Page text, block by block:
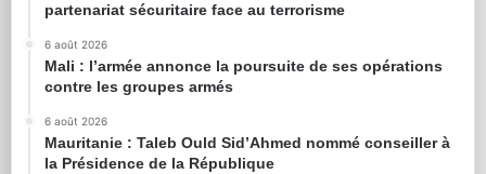
partenariat sécuritaire face au terrorisme
6 août 2026
Mali : l’armée annonce la poursuite de ses opérations
contre les groupes armés
6 août 2026
Mauritanie : Taleb Ould Sid’Ahmed nommé conseiller à
la Présidence de la République